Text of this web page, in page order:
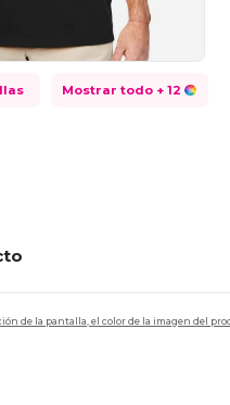
Mostrar todo + 12
de la pantalla, el color de la imagen del